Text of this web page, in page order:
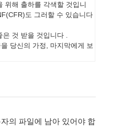
위해 출하를 각색할 것입니
도 그러할 수 있습니다
은 것 받을 것입니다 .
당신의 가정, 마지막에게 보
의 파일에 남아 있어야 합